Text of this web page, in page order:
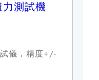
力測試機
儀，精度+/-